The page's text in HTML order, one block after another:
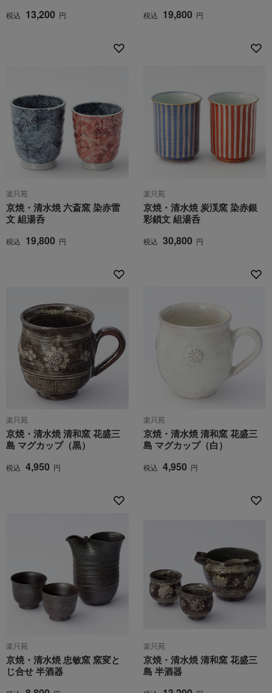
税込 13,200 円 税込 19,800 円
楽只苑
京焼・清水焼 六斎窯 染赤雷
文 組湯呑
税込 19,800 円
楽只苑
京焼・清水焼 炭渓窯 染赤銀
彩鎖文 組湯呑
税込 30,800 円
楽只苑
京焼・清水焼 清和窯 花盛三
島 マグカップ（黒）
税込 4,950 円
楽只苑
京焼・清水焼 清和窯 花盛三
島 マグカップ（白）
税込 4,950 円
楽只苑
京焼・清水焼 忠敏窯 窯変と
じ合せ 半酒器
楽只苑
京焼・清水焼 清和窯 花盛三
島 半酒器